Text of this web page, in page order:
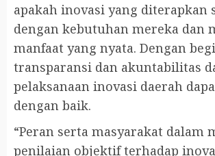
apakah inovasi yang diterapkan
dengan kebutuhan mereka dan
manfaat yang nyata. Dengan
transparansi dan akuntabilitas
pelaksanaan inovasi daerah
dengan baik.
“Peran serta masyarakat dalam
penilaian objektif terhadap